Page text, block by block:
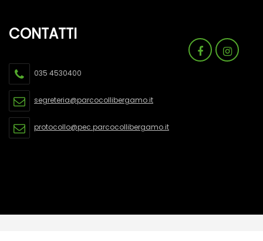
CONTATTI
035 4530400
segreteria@parcocollibergamo.it
protocollo@pec.parcocollibergamo.it